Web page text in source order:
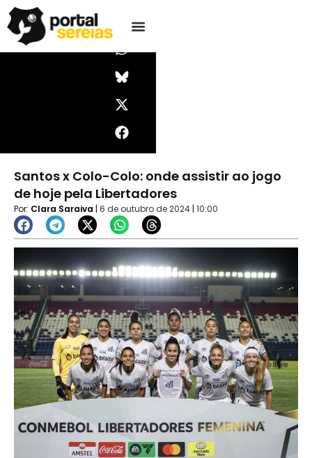
para
t
a
g
r
a
m
t
s
a
p
p
w
i
t
t
e
r
e
b
o
o
k
Pesquisar
Santos x Colo-Colo: onde assistir ao jogo
de hoje pela Libertadores
Por: Clara Saraiva | 6 de outubro de 2024 | 10:00